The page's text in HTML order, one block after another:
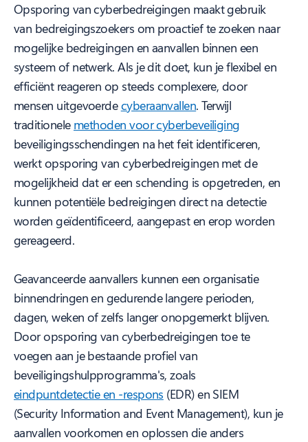
Opsporing van cyberbedreigingen maakt gebruik
van bedreigingszoekers om proactief te zoeken naar
mogelijke bedreigingen en aanvallen binnen een
systeem of netwerk. Als je dit doet, kun je flexibel en
efficiënt reageren op steeds complexere, door
mensen uitgevoerdecyberaanvallen. Terwijl
traditionele methoden voor cyberbeveiliging
beveiligingsschendingen na het feit identificeren,
werkt opsporing van cyberbedreigingen met de
mogelijkheid dat er een schending is opgetreden, en
kunnen potentiële bedreigingen direct na detectie
worden geïdentificeerd, aangepast en erop worden
gereageerd.
Geavanceerde aanvallers kunnen een organisatie
binnendringen en gedurende langere perioden,
dagen, weken of zelfs langer onopgemerkt blijven.
Door opsporing van cyberbedreigingen toe te
voegen aan je bestaande profiel van
beveiligingshulpprogramma's, zoals
eindpuntdetectie en -respons (EDR) en SIEM
(Security Information and Event Management), kun je
aanvallen voorkomen en oplossen die anders